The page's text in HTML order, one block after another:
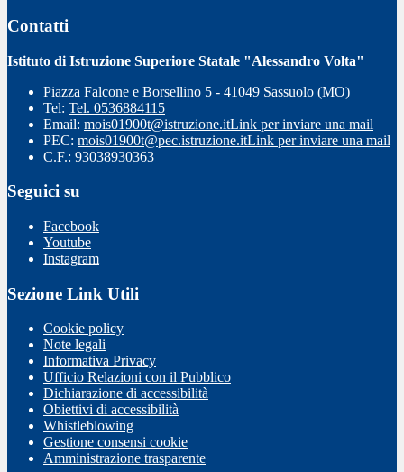
Contatti
Istituto di Istruzione Superiore Statale "Alessandro Volta"
Piazza Falcone e Borsellino 5 - 41049 Sassuolo (MO)
Tel: Tel. 0536884115
Email: mois01900t@istruzione.itLink per inviare una mail
PEC: mois01900t@pec.istruzione.itLink per inviare una mail
C.F.: 93038930363
Seguici su
Facebook
Youtube
Instagram
Sezione Link Utili
Cookie policy
Note legali
Informativa Privacy
Ufficio Relazioni con il Pubblico
Dichiarazione di accessibilità
Obiettivi di accessibilità
Whistleblowing
Gestione consensi cookie
Amministrazione trasparente